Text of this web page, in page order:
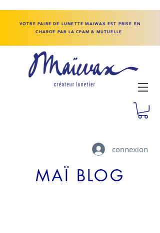
VOTRE PAIRE DE LUNETTE MAIWAX EST PRISE EN
CHARGE PAR LA CPAM & MUTUELLE
connexion
MAÏ BLOG